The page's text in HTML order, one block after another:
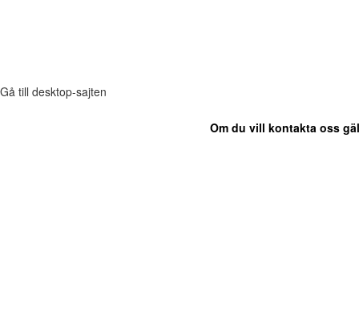
Gå till desktop-sajten
Om du vill kontakta oss